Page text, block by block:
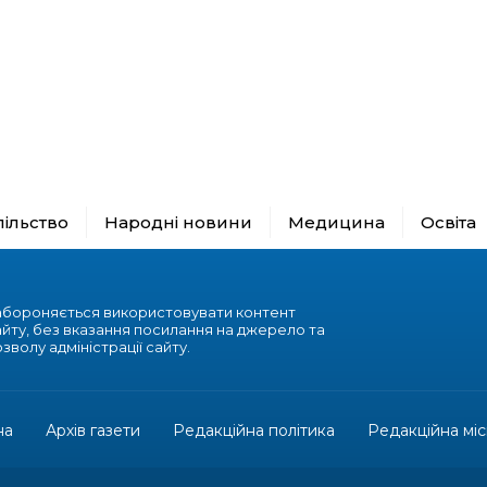
Народні новини Медицина Освіта
використовувати контент
без вказання посилання на джерело та
адміністрації сайту.
Архів газети Редакційна політика Редакційна